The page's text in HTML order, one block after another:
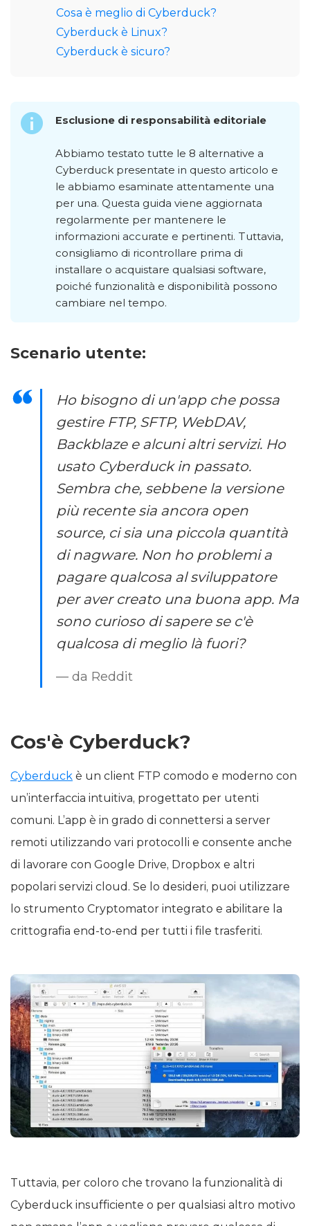
Cosa è meglio di Cyberduck?
Cyberduck è Linux?
Cyberduck è sicuro?
Esclusione di responsabilità editoriale
Abbiamo testato tutte le 8 alternative a
Cyberduck presentate in questo articolo e
le abbiamo esaminate attentamente una
per una. Questa guida viene aggiornata
regolarmente per mantenere le
informazioni accurate e pertinenti. Tuttavia,
consigliamo di ricontrollare prima di
installare o acquistare qualsiasi software,
poiché funzionalità e disponibilità possono
cambiare nel tempo.
Scenario utente:
Ho bisogno di un'app che possa
gestire FTP, SFTP, WebDAV,
Backblaze e alcuni altri servizi. Ho
usato Cyberduck in passato.
Sembra che, sebbene la versione
più recente sia ancora open
source, ci sia una piccola quantità
di nagware. Non ho problemi a
pagare qualcosa al sviluppatore
per aver creato una buona app. Ma
sono curioso di sapere se c'è
qualcosa di meglio là fuori?
— da Reddit
Cos'è Cyberduck?
Cyberduck è un client FTP comodo e moderno con
un’interfaccia intuitiva, progettato per utenti
comuni. L’app è in grado di connettersi a server
remoti utilizzando vari protocolli e consente anche
di lavorare con Google Drive, Dropbox e altri
popolari servizi cloud. Se lo desideri, puoi utilizzare
lo strumento Cryptomator integrato e abilitare la
crittografia end-to-end per tutti i file trasferiti.
Tuttavia, per coloro che trovano la funzionalità di
Cyberduck insufficiente o per qualsiasi altro motivo